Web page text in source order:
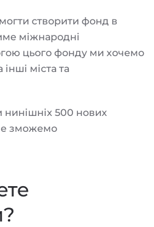
створити фонд в
міжнародні
цього фонду ми хочемо
міста та
500 нових
зможемо